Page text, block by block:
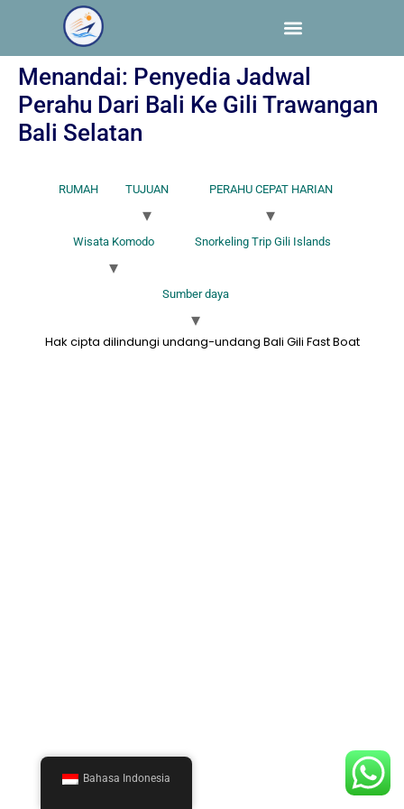
Menandai: Penyedia Jadwal
Perahu Dari Bali Ke Gili Trawangan
Bali Selatan
RUMAH TUJUAN PERAHU CEPAT HARIAN
Wisata Komodo Snorkeling Trip Gili Islands
Sumber daya
Hak cipta dilindungi undang-undang Bali Gili Fast Boat
Bahasa Indonesia